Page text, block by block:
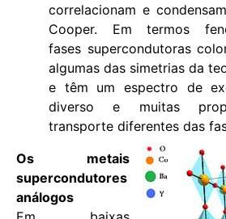
correlacionam e
Cooper. Em termos
fases supercondutoras
algumas das simetrias da
e têm um espectro de
diverso e muitas
transporte diferentes das
Os metais
supercondutores
análogos